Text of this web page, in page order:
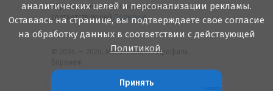
обработке персональных данных — в
соответствующей
Политике.
© 2006 — 2026. Металлинвест Профиль.
аналитических целей и персонализации рекламы.
Оставаясь на странице, вы подтверждаете свое согласие
на обработку данных в соответствии с действующей
Политикой.
Принять